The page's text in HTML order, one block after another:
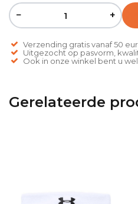
− +
Verzending gratis vanaf 50
Uitgezocht op pasvorm,
Ook in onze winkel bent u
Gerelateerde